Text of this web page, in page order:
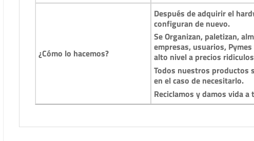
¿Cómo lo hacemos?
Después de adquirir el
configuran de nuevo.
Se Organizan, paletizan,
empresas, usuarios,
alto nivel a precios
Todos nuestros productos
en el caso de necesitarlo.
Reciclamos y damos vida